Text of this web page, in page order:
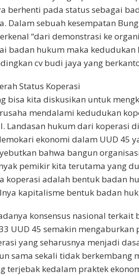
berhenti pada status sebagai
Dalam sebuah kesempatan
“dari demonstrasi ke
badan hukum maka kedudukan
cv budi jaya yang
Status Koperasi
bisa kita diskusikan untuk
mendalami kedudukan
Landasan hukum dari koperasi
ekonomi dalam UUD 45
bahwa bangun
pemikir kita terutama yang
koperasi adalah bentuk badan
kapitalisme bentuk badan
konsensus nasional terkait
UUD 45 semakin mengaburkan
yang seharusnya menjadi
sama sekali tidak berkembang
terjebak kedalam praktek